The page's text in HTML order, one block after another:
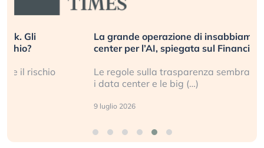
La grande operazione di insabbiamento sui data
center per l’AI, spiegata sul Financial Times
Le regole sulla trasparenza sembrano non valere per
i data center e le big (…)